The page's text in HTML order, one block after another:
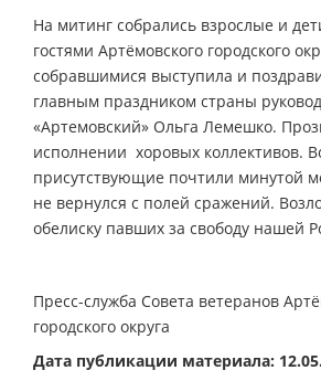
На митинг собрались взрослые и
гостями Артёмовского городского
собравшимися выступила и
главным праздником страны
«Артемовский» Ольга Лемешко.
исполнении хоровых коллективов.
присутствующие почтили минутой
не вернулся с полей сражений.
обелиску павших за свободу нашей
Пресс-служба Совета ветеранов
городского округа
Дата публикации материала: